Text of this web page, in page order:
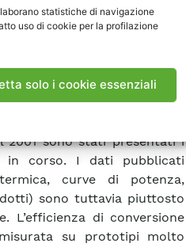
statistiche di navigazione
uso di cookie per la profilazione
solo i cookie essenziali
destinati al promettente
altri costruttori di rilievo
Power, Dais, Idatech e
soprattutto per una serie di
di componenti critici
sia con utility e/o
l’introduzione sul mercato
2001 sono stati presentati i
in corso. I dati pubblicati
curve di potenza,
sono tuttavia piuttosto
di conversione
su prototipi molto